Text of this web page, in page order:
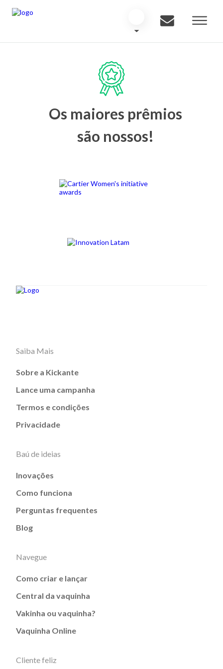
Os maiores prêmios
são nossos!
Saiba Mais
Sobre a Kickante
Lance uma campanha
Termos e condições
Privacidade
Baú de ideias
Inovações
Como funciona
Perguntas frequentes
Blog
Navegue
Como criar e lançar
Central da vaquinha
Vakinha ou vaquinha?
Vaquinha Online
Cliente feliz